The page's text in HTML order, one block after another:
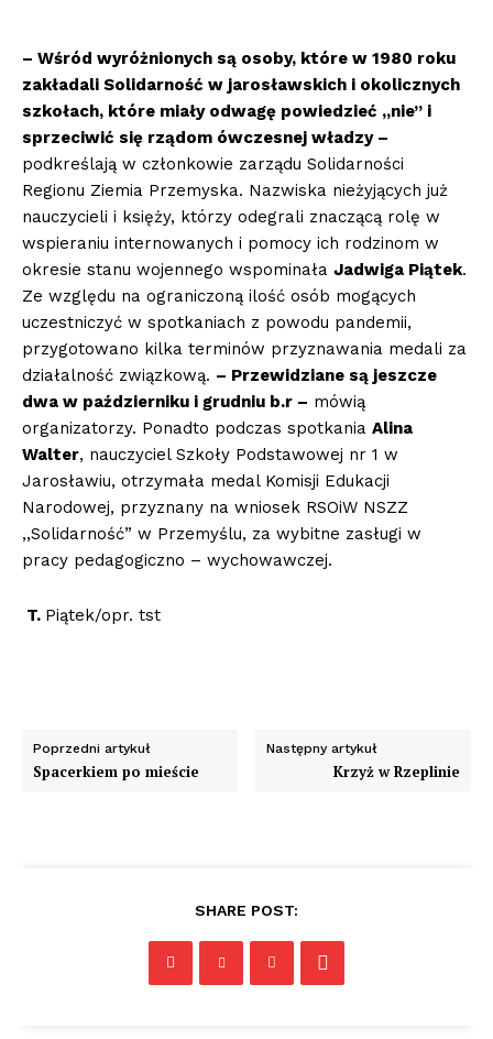
– Wśród wyróżnionych są osoby, które w 1980 roku
zakładali Solidarność w jarosławskich i okolicznych
szkołach, które miały odwagę powiedzieć „nie” i
sprzeciwić się rządom ówczesnej władzy –
podkreślają w członkowie zarządu Solidarności
Regionu Ziemia Przemyska. Nazwiska nieżyjących już
nauczycieli i księży, którzy odegrali znaczącą rolę w
wspieraniu internowanych i pomocy ich rodzinom w
okresie stanu wojennego wspominała Jadwiga Piątek.
Ze względu na ograniczoną ilość osób mogących
uczestniczyć w spotkaniach z powodu pandemii,
przygotowano kilka terminów przyznawania medali za
działalność związkową. – Przewidziane są jeszcze
dwa w październiku i grudniu b.r – mówią
organizatorzy. Ponadto podczas spotkania Alina
Walter, nauczyciel Szkoły Podstawowej nr 1 w
Jarosławiu, otrzymała medal Komisji Edukacji
Narodowej, przyznany na wniosek RSOiW NSZZ
,,Solidarność” w Przemyślu, za wybitne zasługi w
pracy pedagogiczno – wychowawczej.
T. Piątek/opr. tst
Poprzedni artykuł
Spacerkiem po mieście
Następny artykuł
Krzyż w Rzeplinie
SHARE POST: